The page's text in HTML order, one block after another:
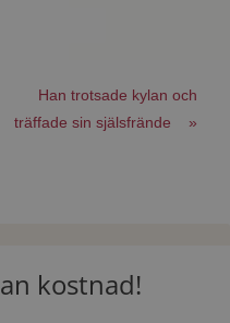
Han trotsade kylan och
träffade sin själsfrände »
kostnad!